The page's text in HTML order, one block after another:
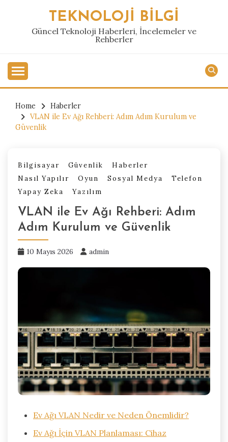
TEKNOLOJI BILGI
Güncel Teknoloji Haberleri, İncelemeler ve
Rehberler
Home
Haberler
VLAN ile Ev Ağı Rehberi: Adım Adım Kurulum ve
Güvenlik
Bilgisayar Güvenlik
Haberler
Nasıl Yapılır
Oyun Sosyal Medya
Telefon
Yapay Zeka
Yazılım
VLAN ile Ev Ağı Rehberi: Adım
Adım Kurulum ve Güvenlik
10 Mayıs 2026 admin
Ev Ağı VLAN Nedir ve Neden Önemlidir?
Ev Ağı İçin VLAN Planlaması: Cihaz